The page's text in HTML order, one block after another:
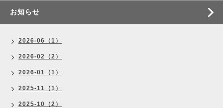
お知らせ
2026-06（1）
2026-02（2）
2026-01（1）
2025-11（1）
2025-10（2）